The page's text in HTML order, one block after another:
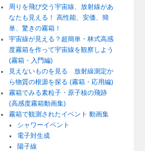
周りを飛び交う宇宙線、放射線があ
なたも見える！ 高性能、安価、簡
単、驚きの霧箱！
宇宙線が見える？超簡単・林式高感
度霧箱を作って宇宙線を観察しよう
(霧箱・入門編)
見えないものを見る 放射線測定か
ら物質の根源を探る (霧箱・応用編)
霧箱でみる素粒子・原子核の飛跡
(高感度霧箱動画集)
霧箱で観測されたイベント 動画集
シャワーイベント
電子対生成
陽子線